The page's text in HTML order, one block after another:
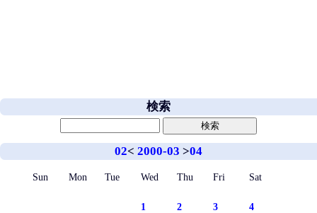
検索
02< 2000-03 >04
Sun Mon Tue Wed Thu Fri Sat
1 2 3 4